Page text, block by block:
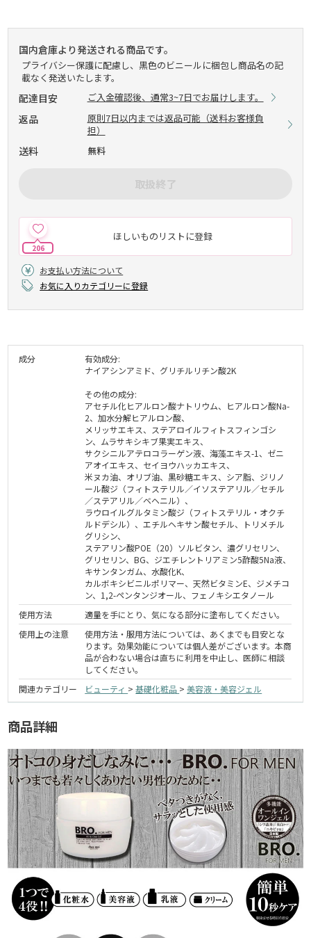
国内倉庫より発送される商品です。
プライバシー保護に配慮し、黒色のビニールに梱包し商品名の記
載なく発送いたします。
配達目安 ご入金確認後、通常3~7日でお届けします。
返品
原則7日以内までは返品可能（送料お客様負
担）
送料 無料
取扱終了
ほしいものリストに登録
206
お支払い方法について
お気に入りカテゴリーに登録
成分
有効成分:
ナイアシンアミド、グリチルリチン酸2K
その他の成分:
アセチル化ヒアルロン酸ナトリウム、ヒアルロン酸Na-
2、加水分解ヒアルロン酸、
メリッサエキス、ステアロイルフィトスフィンゴシ
ン、ムラサキシキブ果実エキス、
サクシニルアテロコラーゲン液、海藻エキス-1、ゼニ
アオイエキス、セイヨウハッカエキス、
米ヌカ油、オリブ油、黒砂糖エキス、シア脂、ジリノ
ール酸ジ（フィトステリル／イソステアリル／セチル
／ステアリル／ベヘニル）、
ラウロイルグルタミン酸ジ（フィトステリル・オクチ
ルドデシル）、エチルヘキサン酸セチル、トリメチル
グリシン、
ステアリン酸POE（20）ソルビタン、濃グリセリン、
グリセリン、BG、ジエチレントリアミン5酢酸5Na液、
キサンタンガム、水酸化K、
カルボキシビニルポリマー、天然ビタミンE、ジメチコ
ン、1,2-ペンタンジオール、フェノキシエタノール
使用方法
適量を手にとり、気になる部分に塗布してください。
使用上の注意
使用方法・服用方法については、あくまでも目安とな
ります。効果効能については個人差がございます。本商
品が合わない場合は直ちに利用を中止し、医師に相談
してください。
関連カテゴリー
ビューティ >基礎化粧品 >美容液・美容ジェル
商品詳細